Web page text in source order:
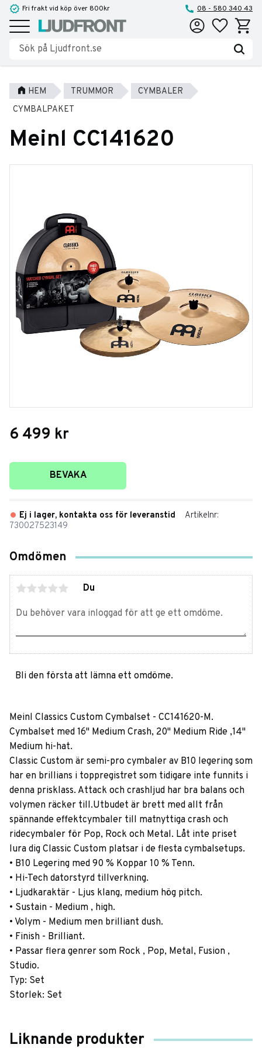
Meny
Fri frakt vid köp över 800kr 08 - 580 340 43
Favoriter
HEM TRUMMOR
CYMBALER
CYMBALPAKET
Meinl CC141620
6 499 kr
Lägg till i favoriter
BEVAKA
Ej i lager, kontakta oss för leveranstid
Artikelnr
730027523149
Omdömen
Du
Bli den första att lämna ett omdöme.
Meinl Classics Custom Cymbalset - CC141620-M.
Cymbalset med 16" Medium Crash, 20" Medium Ride ,14"
Medium hi-hat.
Classic Custom är semi-pro cymbaler av B10 legering som
har en brillians i toppregistret som tidigare inte funnits i
denna prisklass. Attack och crashljud har bra balans och
volymen räcker till.Utbudet är brett med allt från
spännande effektcymbaler till matnyttiga crash och
ridecymbaler för Pop, Rock och Metal. Låt inte priset
lura dig Classic Custom platsar i de flesta cymbalsetups.
• B10 Legering med 90 % Koppar 10 % Tenn.
• Hi-Tech datorstyrd tillverkning.
• Ljudkaraktär - Ljus klang, medium hög pitch.
• Sustain - Medium , high.
• Volym - Medium men brilliant dush.
• Finish - Brilliant.
• Passar flera genrer som Rock , Pop, Metal, Fusion ,
Studio.
Typ: Set
Storlek: Set
Liknande produkter